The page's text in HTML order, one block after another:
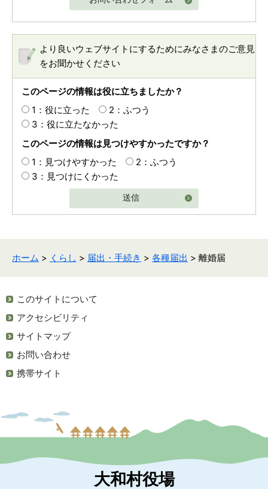
より良いウェブサイトにするためにみなさまのご意見
をお聞かせください
このページの情報は役に立ちましたか？
1：役に立った
2：ふつう
3：役に立たなかった
このページの情報は見つけやすかったですか？
1：見つけやすかった
2：ふつう
3：見つけにくかった
送信
ホーム > くらし > 届出・手続き > 各種届出 > 離婚届
このサイトについて
アクセシビリティ
サイトマップ
お問い合わせ
携帯サイト
大和村役場